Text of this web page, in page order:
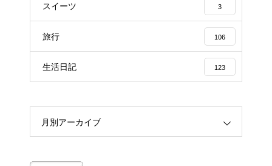
スイーツ 3
旅行 106
生活日記 123
月別アーカイブ